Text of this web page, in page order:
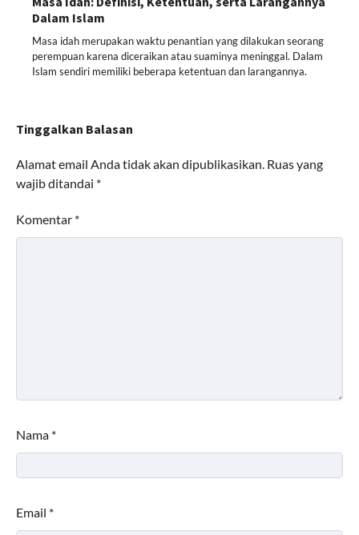
Dalam Islam
Masa idah merupakan waktu penantian yang dilakukan seorang
perempuan karena diceraikan atau suaminya meninggal. Dalam
Islam sendiri memiliki beberapa ketentuan dan larangannya.
Tinggalkan Balasan
Alamat email Anda tidak akan dipublikasikan. Ruas yang
wajib ditandai *
Komentar *
Nama *
Email *